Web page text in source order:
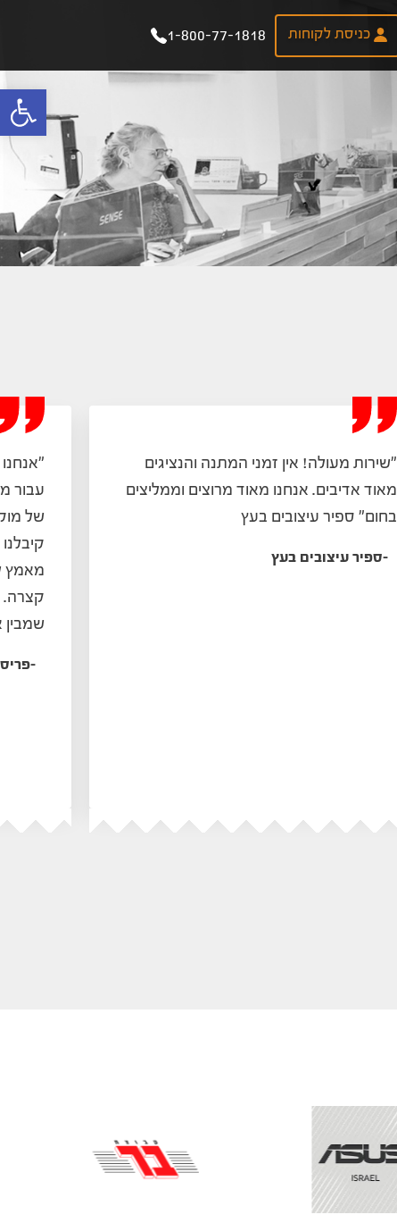
כניסת לקוחות 1-800-77-1818
"שירות מעולה! אין זמני המתנה והנציגים
מאוד אדיבים. אנחנו מאוד מרוצים וממליצים
בחום" ספיר עיצובים בעץ
-ספיר עיצובים בעץ
עבור
של
מאמץ
קצרה.
שמבין
-